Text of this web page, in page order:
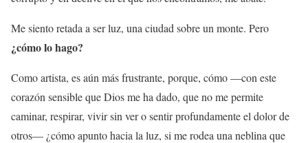
Me siento retada a ser luz, una ciudad sobre un monte. Pero
¿cómo lo hago?
Como artista, es aún más frustrante, porque, cómo —con este
corazón sensible que Dios me ha dado, que no me permite
caminar, respirar, vivir sin ver o sentir profundamente el dolor de
otros— ¿cómo apunto hacia la luz, si me rodea una neblina que